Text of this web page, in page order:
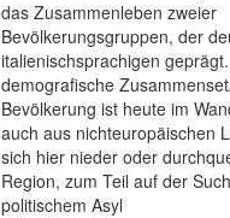
das Zusammenleben zweier
Bevölkerungsgruppen, der
italienischsprachigen
demografische
Bevölkerung ist heute im
auch aus nichteuropäischen
sich hier nieder oder
Region, zum Teil auf der
politischem Asyl